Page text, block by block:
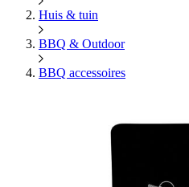
Huis & tuin
BBQ & Outdoor
BBQ accessoires